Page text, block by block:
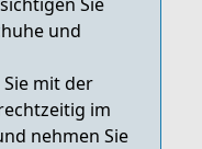
und
mit der
im
nehmen Sie